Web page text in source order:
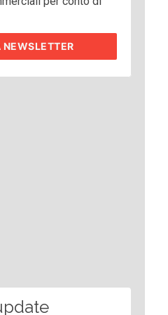
NEWSLETTER